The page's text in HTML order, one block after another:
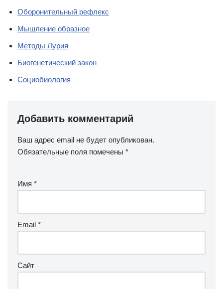
Оборонительный рефлекс
Мышление образное
Методы Лурия
Биогенетический закон
Социобиология
Добавить комментарий
Ваш адрес email не будет опубликован.
Обязательные поля помечены *
Имя *
Email *
Сайт